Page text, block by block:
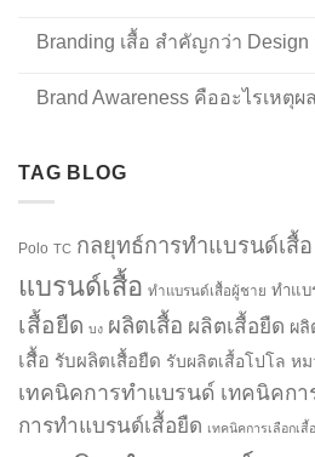
Branding เสื้อ สำคัญกว่า Design
Brand Awareness คืออะไรเหตุ
TAG BLOG
Polo TC กลยุทธ์การทำแบรนด์เสื้อ
แบรนด์เสื้อ ทำแบรนด์เสื้อผู้ชาย ทำแบ
เสื้อยืด บง ผลิตเสื้อ ผลิตเสื้อยืด ผลิ
เสื้อ รับผลิตเสื้อยืด รับผลิตเสื้อโปโล หม
เทคนิคการทำแบรนด์ เทคนิคกา
การทำแบรนด์เสื้อยืด เทคนิคการเลือกเสื้